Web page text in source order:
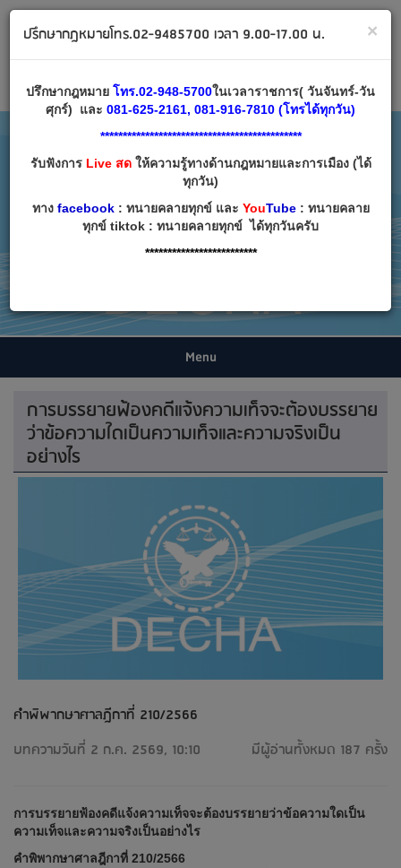
Email:decha007@decha.com
เข้าสู่ระบบ สมัครสมาชิก
Menu
การบรรยายฟ้องคดีแจ้งความเท็จจะต้องบรรยาย
ว่าข้อความใดเป็นความเท็จและความจริงเป็น
อย่างไร
คำพิพากษาศาลฎีกาที่ 210/2566
บทความวันที่ 2 ก.ค. 2569, 10:10
มีผู้อ่านทั้งหมด 187 ครั้ง
การบรรยายฟ้องคดีแจ้งความเท็จจะต้องบรรยายว่าข้อความใดเป็น
ความเท็จและความจริงเป็นอย่างไร
คำพิพากษาศาลฎีกาที่ 210/2566
×
ปรึกษากฎหมายโทร.02-9485700 เวลา 9.00-17.00 น.
ปรึกษากฎหมาย โทร.02-948-5700ในเวลาราชการ( วันจันทร์-วัน
ศุกร์) และ 081-625-2161, 081-916-7810 (โทรได้ทุกวัน)
*********************************************
รับฟังการLive สดให้ความรู้ทางด้านกฎหมายและการเมือง (ได้
ทุกวัน)
ทาง facebook: ทนายคลายทุกข์ และ YouTube: ทนายคลาย
ทุกข์ tiktok : ทนายคลายทุกข์ ได้ทุกวันครับ
*************************